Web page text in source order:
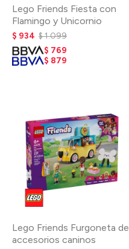
Lego Friends Fiesta con
Flamingo y Unicornio
$ 934 $1.099
$ 769
$ 879
Lego Friends Furgoneta de
accesorios caninos